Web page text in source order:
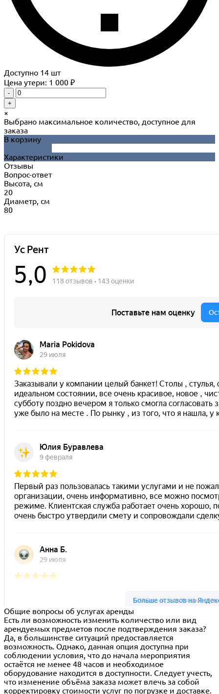
Доступно 14 шт
Цена утери: 1 000 ₽
-
+
×
Выбрано максимальное количество, доступное для
заказа
В корзину
Характеристики
Отзывы
Вопрос-ответ
Высота, см
20
Диаметр, см
80
Ус Рент на карте Москвы —
Общие вопросы об услугах аренды
Есть ли возможность изменить количество или вид
арендуемых предметов после подтверждения заказа?
Да, в большинстве ситуаций предоставляется
возможность. Однако, данная опция доступна при
соблюдении условия, что до начала мероприятия
остаётся не менее 48 часов и необходимое
оборудование находится в доступности. Следует учесть,
что изменение объёма заказа может влечь за собой
корректировку стоимости услуг по погрузке и доставке.